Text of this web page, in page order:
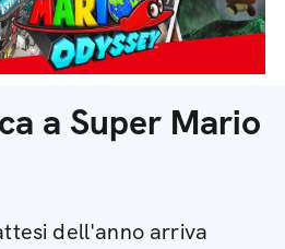
a Super Mario
dell'anno arriva